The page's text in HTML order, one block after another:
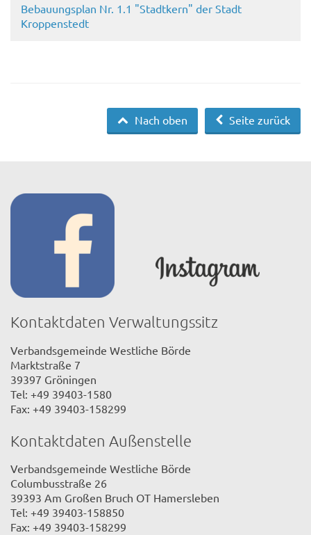
Bebauungsplan Nr. 1.1 "Stadtkern" der Stadt
Kroppenstedt
Seite zurück
Nach oben
Kontaktdaten Verwaltungssitz
Verbandsgemeinde Westliche Börde
Marktstraße 7
39397 Gröningen
Tel: +49 39403-1580
Fax: +49 39403-158299
Kontaktdaten Außenstelle
Verbandsgemeinde Westliche Börde
Columbusstraße 26
39393 Am Großen Bruch OT Hamersleben
Tel: +49 39403-158850
Fax: +49 39403-158299